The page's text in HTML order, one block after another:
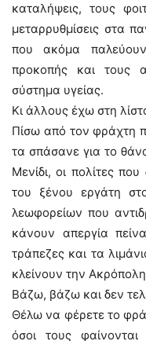
καταλήψεις, τους
μεταρρυθμίσεις στα
που ακόμα
προκοπής και τους
σύστημα υγείας.
Κι άλλους έχω στη
Πίσω από τον φράχτη
τα σπάσανε για το
Μενίδι, οι πολίτες
του ξένου εργάτη
λεωφορείων που
κάνουν απεργία
τράπεζες και τα
κλείνουν την
Βάζω, βάζω και δεν
Θέλω να φέρετε το
όσοι τους